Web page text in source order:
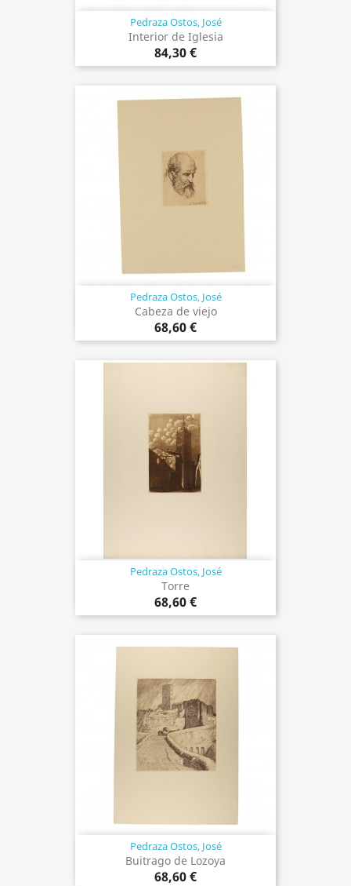
Pedraza Ostos, José
Interior de Iglesia
84,30 €
Pedraza Ostos, José
Cabeza de viejo
68,60 €
Pedraza Ostos, José
Torre
68,60 €
Pedraza Ostos, José
Buitrago de Lozoya
68,60 €